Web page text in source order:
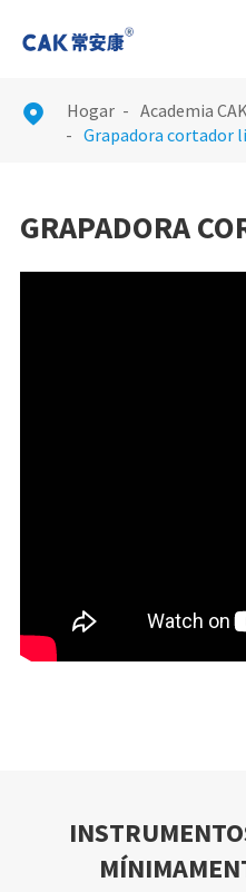
 Hogar Academia
Grapadora cortador
GRAPADORA